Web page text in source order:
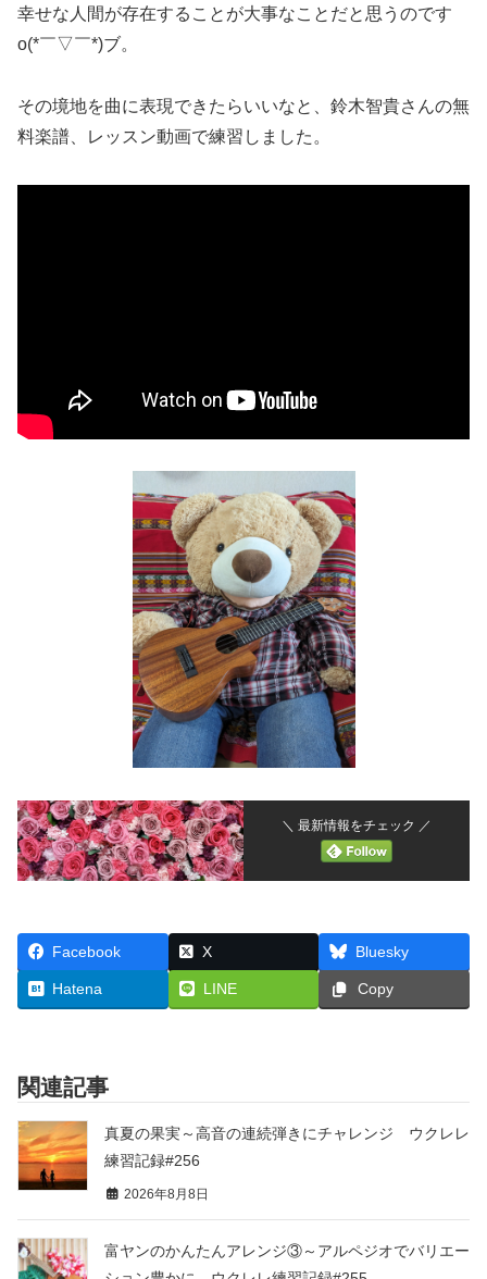
幸せな人間が存在することが大事なことだと思うのです
o(*￣▽￣*)ブ。
その境地を曲に表現できたらいいなと、鈴木智貴さんの無
料楽譜、レッスン動画で練習しました。
＼ 最新情報をチェック ／
Facebook X Bluesky
Hatena LINE Copy
関連記事
真夏の果実～高音の連続弾きにチャレンジ ウクレレ
練習記録#256
2026年8月8日
富ヤンのかんたんアレンジ③～アルペジオでバリエー